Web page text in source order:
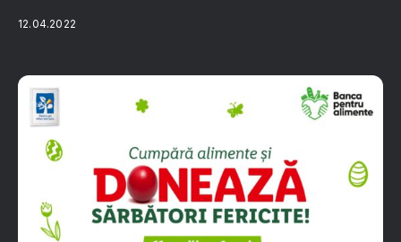
12.04.2022